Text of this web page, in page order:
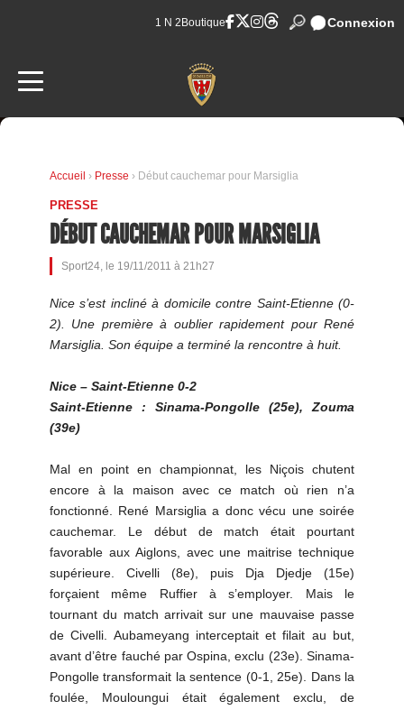
1 N 2 Boutique Connexion
Accueil › Presse › Début cauchemar pour Marsiglia
PRESSE
DÉBUT CAUCHEMAR POUR MARSIGLIA
Sport24, le 19/11/2011 à 21h27
Nice s’est incliné à domicile contre Saint-Etienne (0-
2). Une première à oublier rapidement pour René
Marsiglia. Son équipe a terminé la rencontre à huit.
Nice – Saint-Etienne 0-2
Saint-Etienne : Sinama-Pongolle (25e), Zouma
(39e)
Mal en point en championnat, les Niçois chutent
encore à la maison avec ce match où rien n’a
fonctionné. René Marsiglia a donc vécu une soirée
cauchemar. Le début de match était pourtant
favorable aux Aiglons, avec une maitrise technique
supérieure. Civelli (8e), puis Dja Djedje (15e)
forçaient même Ruffier à s’employer. Mais le
tournant du match arrivait sur une mauvaise passe
de Civelli. Aubameyang interceptait et filait au but,
avant d’être fauché par Ospina, exclu (23e). Sinama-
Pongolle transformait la sentence (0-1, 25e). Dans la
foulée, Mouloungui était également exclu, de